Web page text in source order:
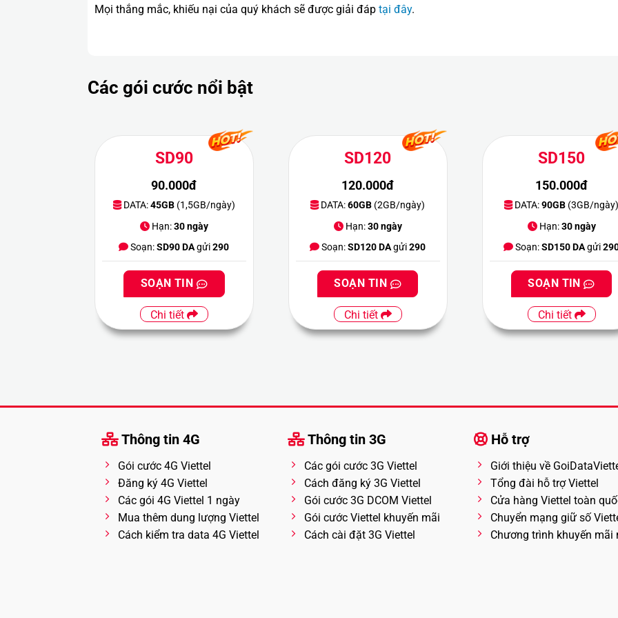
Mọi thắng mắc, khiếu nại của quý khách sẽ được giải đáp tại đây.
Các gói cước nổi bật
SD90
90.000đ
DATA:45GB(1,5GB/ngày)
Hạn:30 ngày
Soạn:SD90 DAgửi290
SOẠN TIN
Chi tiết
SD120
120.000đ
DATA:60GB (2GB/ngày)
Hạn:30 ngày
Soạn:SD120 DAgửi290
SOẠN TIN
Chi tiết
SD150
150.000đ
DATA:90GB (3GB/
Hạn:30 ngày
Soạn:SD150 DAgửi
SOẠN TIN
Chi tiết
Thông tin 4G
Gói cước 4G Viettel
Đăng ký 4G Viettel
Các gói 4G Viettel 1 ngày
Mua thêm dung lượng Viettel
Cách kiểm tra data 4G Viettel
Thông tin 3G
Các gói cước 3G Viettel
Cách đăng ký 3G Viettel
Gói cước 3G DCOM Viettel
Gói cước Viettel khuyến mãi
Cách cài đặt 3G Viettel
Hỗ trợ
Giới thiệu về
Tổng đài hỗ trợ Viettel
Cửa hàng Viettel toàn
Chuyển mạng giữ số
Chương trình khuyến mãi